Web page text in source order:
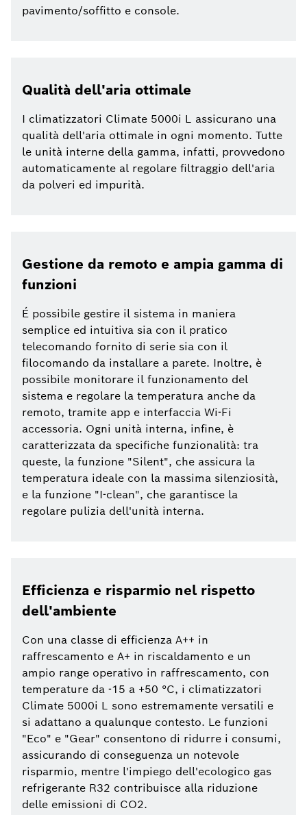
pavimento/soffitto e console.
Qualità dell'aria ottimale
I climatizzatori Climate 5000i L assicurano una
qualità dell'aria ottimale in ogni momento. Tutte
le unità interne della gamma, infatti, provvedono
automaticamente al regolare filtraggio dell'aria
da polveri ed impurità.
Gestione da remoto e ampia gamma di
funzioni
É possibile gestire il sistema in maniera
semplice ed intuitiva sia con il pratico
telecomando fornito di serie sia con il
filocomando da installare a parete. Inoltre, è
possibile monitorare il funzionamento del
sistema e regolare la temperatura anche da
remoto, tramite app e interfaccia Wi-Fi
accessoria. Ogni unità interna, infine, è
caratterizzata da specifiche funzionalità: tra
queste, la funzione "Silent", che assicura la
temperatura ideale con la massima silenziosità,
e la funzione "I-clean", che garantisce la
regolare pulizia dell'unità interna.
Efficienza e risparmio nel rispetto
dell'ambiente
Con una classe di efficienza A++ in
raffrescamento e A+ in riscaldamento e un
ampio range operativo in raffrescamento, con
temperature da -15 a +50 °C, i climatizzatori
Climate 5000i L sono estremamente versatili e
si adattano a qualunque contesto. Le funzioni
"Eco" e "Gear" consentono di ridurre i consumi,
assicurando di conseguenza un notevole
risparmio, mentre l'impiego dell'ecologico gas
refrigerante R32 contribuisce alla riduzione
delle emissioni di CO2.